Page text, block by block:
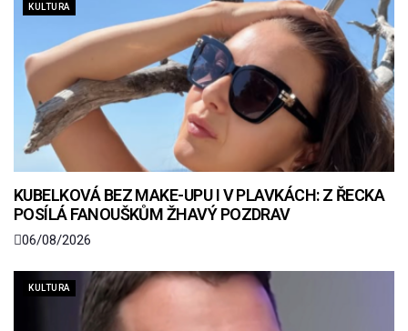
KULTURA
KUBELKOVÁ BEZ MAKE-UPU I V PLAVKÁCH: Z ŘECKA
POSÍLÁ FANOUŠKŮM ŽHAVÝ POZDRAV
06/08/2026
KULTURA